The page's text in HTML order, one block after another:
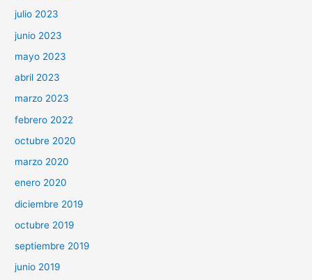
julio 2023
junio 2023
mayo 2023
abril 2023
marzo 2023
febrero 2022
octubre 2020
marzo 2020
enero 2020
diciembre 2019
octubre 2019
septiembre 2019
junio 2019